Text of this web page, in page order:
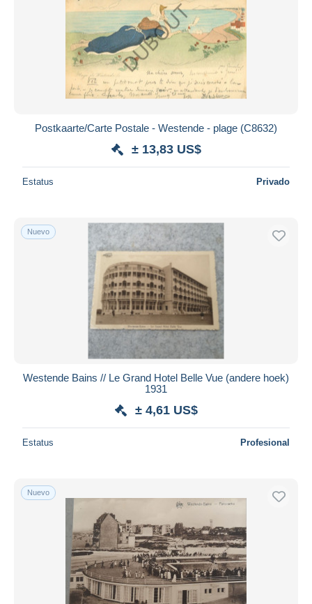
Postkaarte/Carte Postale - Westende - plage (C8632)
± 13,83 US$
Estatus Privado
Nuevo
Westende Bains // Le Grand Hotel Belle Vue (andere hoek)
1931
± 4,61 US$
Estatus Profesional
Nuevo